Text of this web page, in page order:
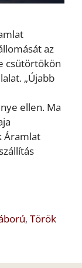
az
csütörtökön
„Újabb
ellen. Ma
Áramlat
,Török